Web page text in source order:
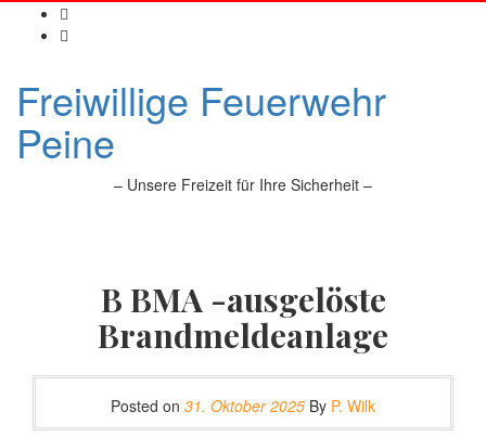
Freiwillige Feuerwehr
Peine
– Unsere Freizeit für Ihre Sicherheit –
B BMA -ausgelöste
Brandmeldeanlage
Posted on 31. Oktober 2025 By P. Wilk